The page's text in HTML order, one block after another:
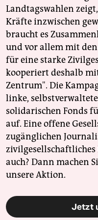
Landtagswahlen
Kräfte inzwischen
braucht es
und vor allem mit
für eine starke
kooperiert deshalb
Zentrum". Die
linke,
solidarischen Fonds
auf. Eine offene
zugänglichen
zivilgesellschaftliches
auch? Dann machen
unsere Aktion.
Jetzt